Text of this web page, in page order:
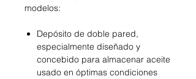
modelos:
Depósito de doble pared,
especialmente diseñado y
concebido para almacenar aceite
usado en óptimas condiciones